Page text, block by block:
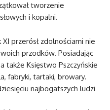
tworzenie
i kopalni.
przerósł zdolnościami nie
przodków. Posiadając
także Księstwo Pszczyńskie
fabryki, tartaki, browary.
najbogatszych ludzi